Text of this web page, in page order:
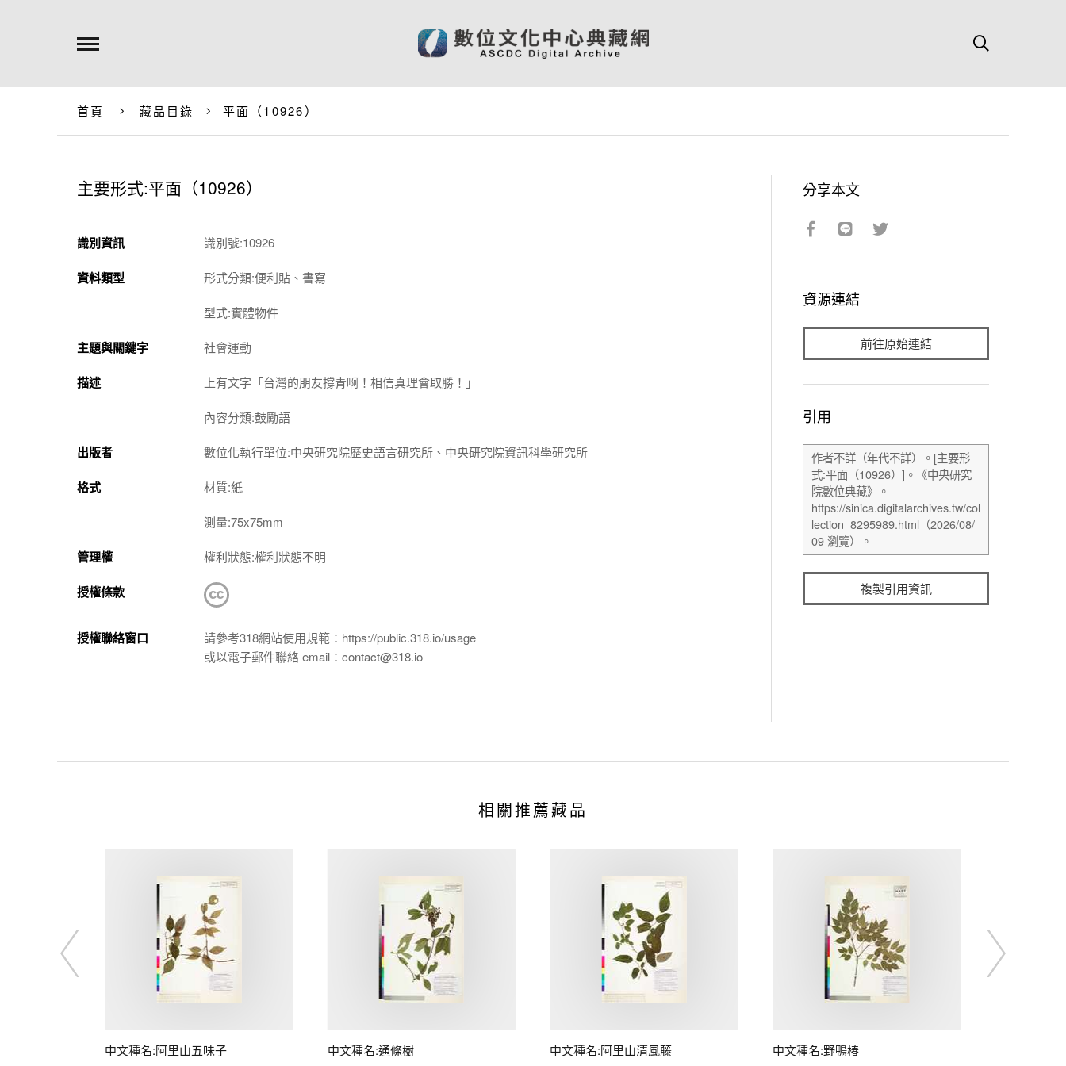
首頁 藏品目錄 平面（10926）
主要形式:平面（10926）
識別資訊 識別號:10926
資料類型 形式分類:便利貼、書寫
型式:實體物件
主題與關鍵字 社會運動
描述 上有文字「台灣的朋友撐青啊！相信真理會取勝！」
內容分類:鼓勵語
出版者 數位化執行單位:中央研究院歷史語言研究所、中央研究院資訊科學研究所
格式 材質:紙
測量:75x75mm
管理權 權利狀態:權利狀態不明
授權條款
授權聯絡窗口
請參考318網站使用規範：https://public.318.io/usage
或以電子郵件聯絡 email：contact@318.io
分享本文
資源連結
前往原始連結
引用
複製引用資訊
相關推薦藏品
中文種名:阿里山五味子 中文種名:通條樹 中文種名:阿里山清風藤 中文種名:野鴨椿